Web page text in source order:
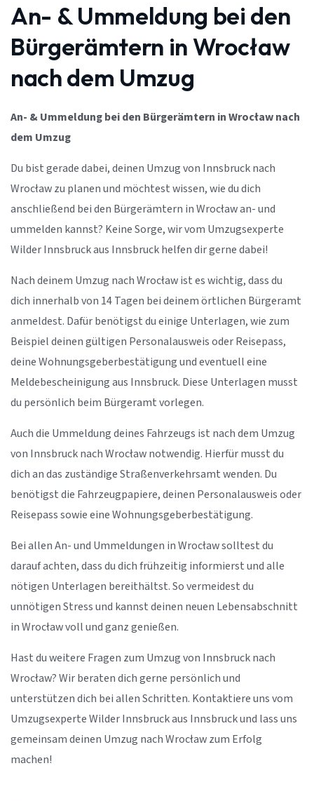
An- & Ummeldung bei den
Bürgerämtern in Wrocław
nach dem Umzug
An- & Ummeldung bei den Bürgerämtern in Wrocław nach
dem Umzug
Du bist gerade dabei, deinen Umzug von Innsbruck nach
Wrocław zu planen und möchtest wissen, wie du dich
anschließend bei den Bürgerämtern in Wrocław an- und
ummelden kannst? Keine Sorge, wir vom Umzugsexperte
Wilder Innsbruck aus Innsbruck helfen dir gerne dabei!
Nach deinem Umzug nach Wrocław ist es wichtig, dass du
dich innerhalb von 14 Tagen bei deinem örtlichen Bürgeramt
anmeldest. Dafür benötigst du einige Unterlagen, wie zum
Beispiel deinen gültigen Personalausweis oder Reisepass,
deine Wohnungsgeberbestätigung und eventuell eine
Meldebescheinigung aus Innsbruck. Diese Unterlagen musst
du persönlich beim Bürgeramt vorlegen.
Auch die Ummeldung deines Fahrzeugs ist nach dem Umzug
von Innsbruck nach Wrocław notwendig. Hierfür musst du
dich an das zuständige Straßenverkehrsamt wenden. Du
benötigst die Fahrzeugpapiere, deinen Personalausweis oder
Reisepass sowie eine Wohnungsgeberbestätigung.
Bei allen An- und Ummeldungen in Wrocław solltest du
darauf achten, dass du dich frühzeitig informierst und alle
nötigen Unterlagen bereithältst. So vermeidest du
unnötigen Stress und kannst deinen neuen Lebensabschnitt
in Wrocław voll und ganz genießen.
Hast du weitere Fragen zum Umzug von Innsbruck nach
Wrocław? Wir beraten dich gerne persönlich und
unterstützen dich bei allen Schritten. Kontaktiere uns vom
Umzugsexperte Wilder Innsbruck aus Innsbruck und lass uns
gemeinsam deinen Umzug nach Wrocław zum Erfolg
machen!